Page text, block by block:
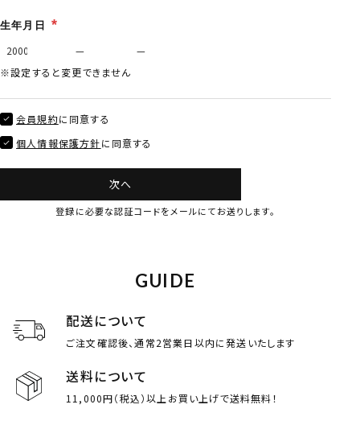
生年月日
※設定すると変更できません
会員規約に同意する
個人情報保護方針に同意する
次へ
登録に必要な認証コードをメールにてお送りします。
GUIDE
配送について
ご注文確認後、通常2営業日以内に発送いたします
送料について
11,000円（税込）以上お買い上げで送料無料！